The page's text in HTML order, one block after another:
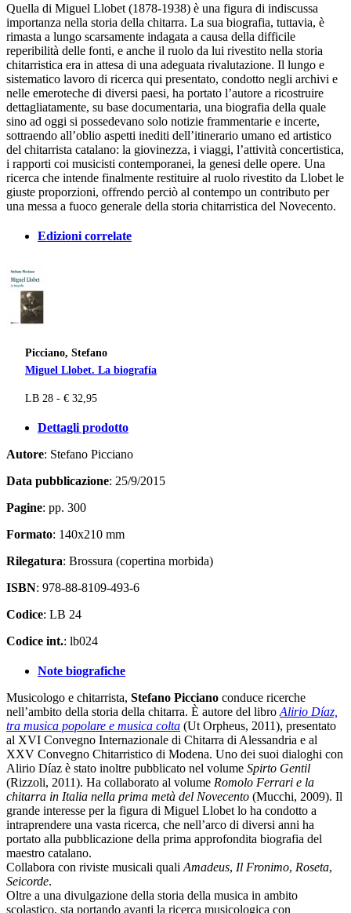
Quella di Miguel Llobet (1878-1938) è una figura di indiscussa
importanza nella storia della chitarra. La sua biografia, tuttavia, è
rimasta a lungo scarsamente indagata a causa della difficile
reperibilità delle fonti, e anche il ruolo da lui rivestito nella storia
chitarristica era in attesa di una adeguata rivalutazione. Il lungo e
sistematico lavoro di ricerca qui presentato, condotto negli archivi e
nelle emeroteche di diversi paesi, ha portato l’autore a ricostruire
dettagliatamente, su base documentaria, una biografia della quale
sino ad oggi si possedevano solo notizie frammentarie e incerte,
sottraendo all’oblio aspetti inediti dell’itinerario umano ed artistico
del chitarrista catalano: la giovinezza, i viaggi, l’attività concertistica,
i rapporti coi musicisti contemporanei, la genesi delle opere. Una
ricerca che intende finalmente restituire al ruolo rivestito da Llobet le
giuste proporzioni, offrendo perciò al contempo un contributo per
una messa a fuoco generale della storia chitarristica del Novecento.
Edizioni correlate
Picciano, Stefano
Miguel Llobet. La biografía
LB 28 - € 32,95
Dettagli prodotto
Autore: Stefano Picciano
Data pubblicazione: 25/9/2015
Pagine: pp. 300
Formato: 140x210 mm
Rilegatura: Brossura (copertina morbida)
ISBN: 978-88-8109-493-6
Codice: LB 24
Codice int.: lb024
Note biografiche
Musicologo e chitarrista, Stefano Picciano conduce ricerche
nell’ambito della storia della chitarra. È autore del libro Alirio Díaz,
tra musica popolare e musica colta (Ut Orpheus, 2011), presentato
al XVI Convegno Internazionale di Chitarra di Alessandria e al
XXV Convegno Chitarristico di Modena. Uno dei suoi dialoghi con
Alirio Díaz è stato inoltre pubblicato nel volume Spirto Gentil
(Rizzoli, 2011). Ha collaborato al volume Romolo Ferrari e la
chitarra in Italia nella prima metà del Novecento (Mucchi, 2009). Il
grande interesse per la figura di Miguel Llobet lo ha condotto a
intraprendere una vasta ricerca, che nell’arco di diversi anni ha
portato alla pubblicazione della prima approfondita biografia del
maestro catalano.
Collabora con riviste musicali quali Amadeus, Il Fronimo, Roseta,
Seicorde.
Oltre a una divulgazione della storia della musica in ambito
scolastico, sta portando avanti la ricerca musicologica con